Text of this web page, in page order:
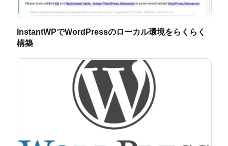
InstantWPでWordPressのローカル環境をらくらく
構築